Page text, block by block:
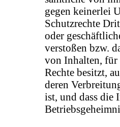
gegen keinerlei
Schutzrechte
oder
verstoßen bzw.
von Inhalten, für
Rechte besitzt,
deren
ist, und dass die